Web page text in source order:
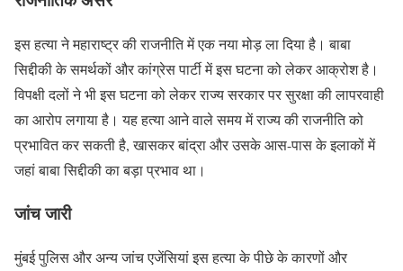
इस हत्या ने महाराष्ट्र की राजनीति में एक नया मोड़ ला दिया है। बाबा
सिद्दीकी के समर्थकों और कांग्रेस पार्टी में इस घटना को लेकर आक्रोश है।
विपक्षी दलों ने भी इस घटना को लेकर राज्य सरकार पर सुरक्षा की लापरवाही
का आरोप लगाया है। यह हत्या आने वाले समय में राज्य की राजनीति को
प्रभावित कर सकती है, खासकर बांद्रा और उसके आस-पास के इलाकों में
जहां बाबा सिद्दीकी का बड़ा प्रभाव था।
जांच जारी
मुंबई पुलिस और अन्य जांच एजेंसियां इस हत्या के पीछे के कारणों और